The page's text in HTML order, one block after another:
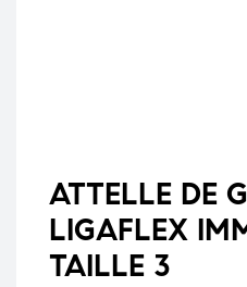
ATTELLE DE
LIGAFLEX
TAILLE 3